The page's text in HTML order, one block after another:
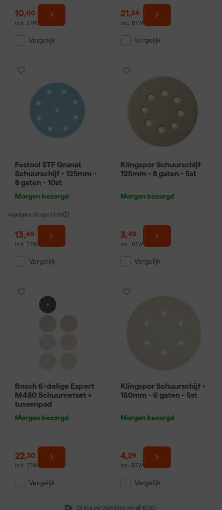
Gratis verzending vanaf €50,-
10,00
incl. BTW
Vergelijk
21,24
incl. BTW
Vergelijk
Festool STF Granat
Schuurschijf - 125mm -
8 gaten - 10st
Morgen bezorgd
Afgelopen 30 dgn 13,69
13,49
incl. BTW
Vergelijk
Klingspor Schuurschijf
125mm - 8 gaten - 5st
Morgen bezorgd
3,49
incl. BTW
Vergelijk
Bosch 6-delige Expert
M480 Schuurnetset +
tussenpad
Morgen bezorgd
22,30
incl. BTW
Vergelijk
Klingspor Schuurschijf -
150mm - 6 gaten - 5st
Morgen bezorgd
4,29
incl. BTW
Vergelijk